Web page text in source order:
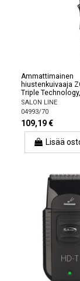
Ammattimainen
hiustenkuivaaja
Triple
SALON LINE
04993/70
109,19 €
Lisää